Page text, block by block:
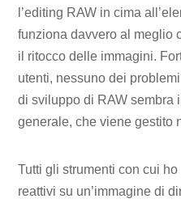
l’editing RAW in cima
funziona davvero al meglio
il ritocco delle immagini.
utenti, nessuno dei
di sviluppo di RAW sembra
generale, che viene gestito
Tutti gli strumenti con cui
reattivi su un’immagine di